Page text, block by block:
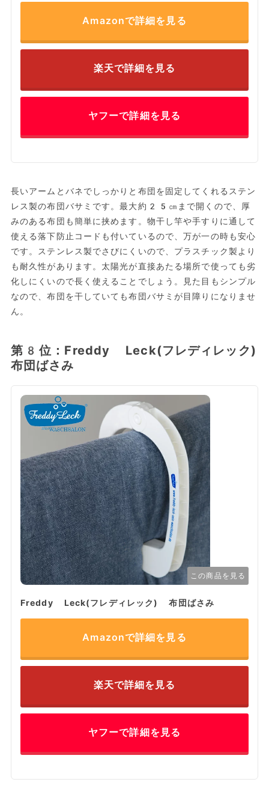
Amazonで詳細を見る
楽天で詳細を見る
ヤフーで詳細を見る
長いアームとバネでしっかりと布団を固定してくれるステン
レス製の布団バサミです。最大約25㎝まで開くので、厚
みのある布団も簡単に挟めます。物干し竿や手すりに通して
使える落下防止コードも付いているので、万が一の時も安心
です。ステンレス製でさびにくいので、プラスチック製より
も耐久性があります。太陽光が直接あたる場所で使っても劣
化しにくいので長く使えることでしょう。見た目もシンプル
なので、布団を干していても布団バサミが目障りになりませ
ん。
第8位：Freddy Leck(フレディレック)
布団ばさみ
この商品を見る
Freddy Leck(フレディレック) 布団ばさみ
Amazonで詳細を見る
楽天で詳細を見る
ヤフーで詳細を見る